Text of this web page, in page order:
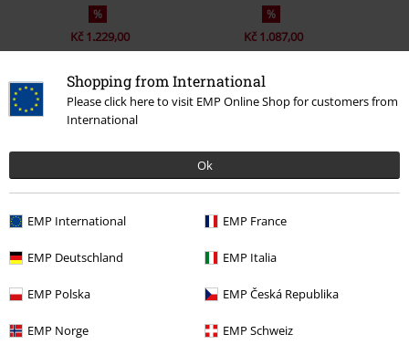
Shopping from International
Please click here to visit EMP Online Shop for customers from
International
Ok
EMP International EMP France
EMP Deutschland EMP Italia
EMP Polska EMP Česká Republika
EMP Norge EMP Schweiz
%
Kč 1.229,00
%
Kč 1.087,00
0 Hodnocení
Podělte se o váš názor "Spectrum Jeans".